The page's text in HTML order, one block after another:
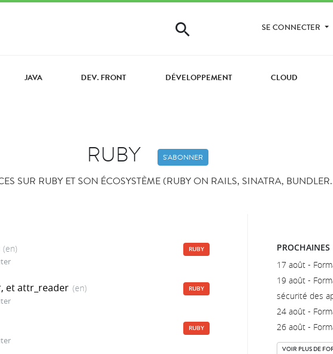
SE CONNECTER
JAVA DEV. FRONT DÉVELOPPEMENT CLOUD
RUBY S'ABONNER
SUR RUBY ET SON ÉCOSYSTÈME (RUBY ON RAILS, SINATRA,
(en) RUBY
et attr_reader (en) RUBY
RUBY
17 août -
19 août -
sécurité des
24 août -
26 août -
VOIR PLUS DE